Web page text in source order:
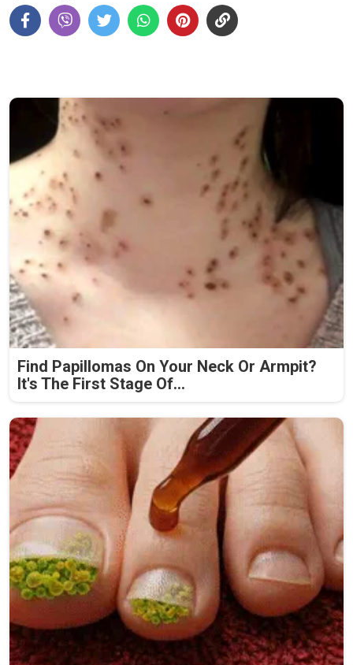
Find Papillomas On Your Neck Or Armpit?
It's The First Stage Of...